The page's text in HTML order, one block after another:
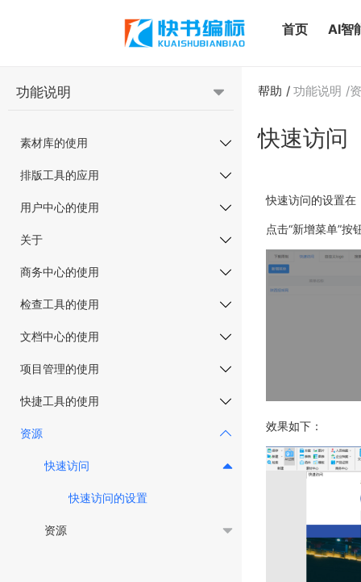
首页 AI智
功能说明
素材库的使用
排版工具的应用
用户中心的使用
关于
商务中心的使用
检查工具的使用
文档中心的使用
项目管理的使用
快捷工具的使用
资源
快速访问
快速访问的设置
资源
帮助 功能说明
快速访问
快速访问的设置在
点击“新增菜单”
效果如下：